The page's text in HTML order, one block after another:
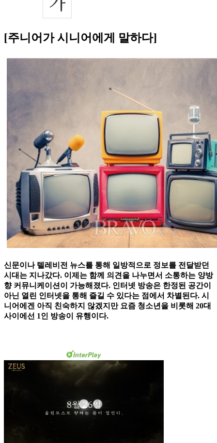
[주니어가 시니어에게 말하다]
신문이나 텔레비전 뉴스를 통해 일방적으로 정보를 전달받던
시대는 지나갔다. 이제는 함께 의견을 나누면서 소통하는 양방
향 커뮤니케이션이 가능해졌다. 인터넷 방송은 한정된 공간이
아닌 열린 인터넷을 통해 즐길 수 있다는 점에서 차별된다. 시
니어에겐 아직 친숙하지 않겠지만 요즘 청소년을 비롯해 20대
사이에선 1인 방송이 유행이다.